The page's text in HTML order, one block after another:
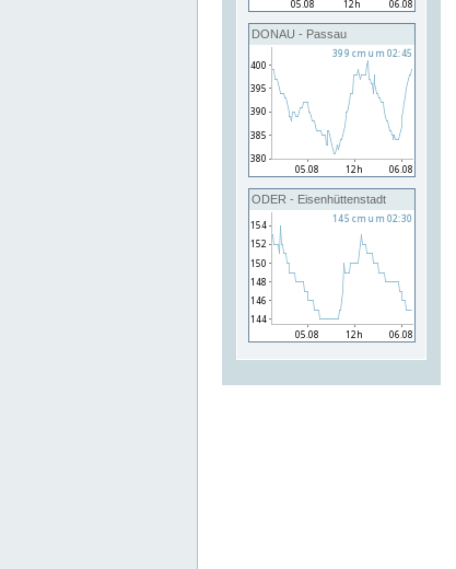
DONAU - Passau
ODER - Eisenhüttenstadt